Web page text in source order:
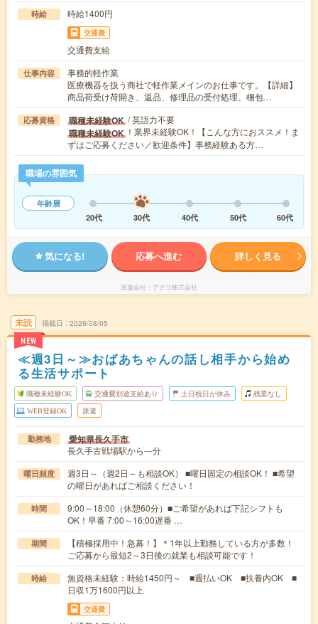
時給 時給1400円
交通費
交通費支給
仕事内容
事務的軽作業
医療機器を扱う商社で軽作業メインのお仕事です。【詳細】
商品荷受け荷開き、返品、修理品の受付処理、梱包…
応募資格 職種未経験OK / 英語力不要
職種未経験OK ！業界未経験OK！【こんな方におススメ！ま
ずはご応募ください／歓迎条件】事務経験ある方…
職場の雰囲気
年齢層
20代
30代 40代 50代 60代
気になる! 応募へ進む 詳しく見る
派遣会社 アデコ株式会社
未読
NEW
掲載日 2026/08/05
≪週3日～≫おばあちゃんの話し相手から始め
る生活サポート
職種未経験OK 交通費別途支給あり 土日祝日が休み 残業なし
WEB登録OK 派遣
勤務地 愛知県長久手市
長久手古戦場駅から---分
曜日頻度
週3日～（週2日～も相談OK） ■曜日固定の相談OK！ ■希望
の曜日があればご相談ください！
時間
9:00～18:00（休憩60分）■ご希望があれば下記シフトも
OK！早番 7:00～16:00遅番 …
期間
【積極採用中！急募！】＊1年以上勤務している方が多数！
ご応募から最短2～3日後の就業も相談可能です！
時給
無資格未経験：時給1450円～ ■週払いOK ■扶養内OK ■
日収1万1600円以上
交通費